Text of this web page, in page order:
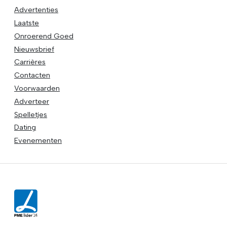
Advertenties
Laatste
Onroerend Goed
Nieuwsbrief
Carrières
Contacten
Voorwaarden
Adverteer
Spelletjes
Dating
Evenementen